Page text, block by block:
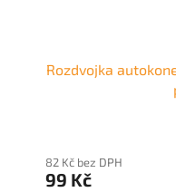
Rozdvojka
82 Kč bez DPH
99 Kč